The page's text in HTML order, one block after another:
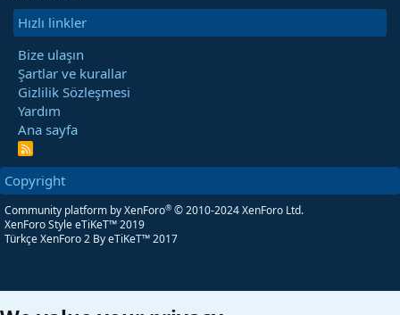
Hızlı linkler
Bize ulaşın
Şartlar ve kurallar
Gizlilik Sözleşmesi
Yardım
Ana sayfa
R
S
Copyright
Community platform by XenForo® © 2010-2024 XenForo Ltd.
XenForo Style eTiKeT™ 2019
Türkçe XenForo 2 By eTiKeT™ 2017